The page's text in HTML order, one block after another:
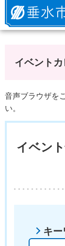
垂水市
イベント
音声ブラウザを
い。
イベン
キ